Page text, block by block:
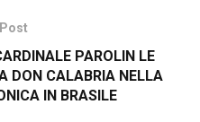
PAROLIN LE
DON CALABRIA NELLA
IN BRASILE